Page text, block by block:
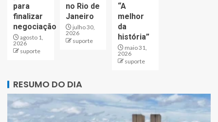
para
finalizar
negociação
agosto 1,
2026
suporte
no Rio de
Janeiro
julho 30,
2026
suporte
“A
melhor
da
história”
maio 31,
2026
suporte
RESUMO DO DIA